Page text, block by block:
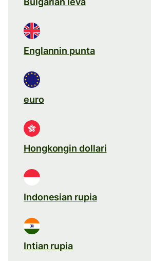
Englannin punta
euro
Hongkongin dollari
Indonesian rupia
Intian rupia